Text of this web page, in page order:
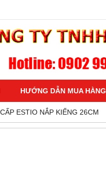
HƯỚNG DẪN MUA HÀNG
ESTIO NẮP KIẾNG 26CM